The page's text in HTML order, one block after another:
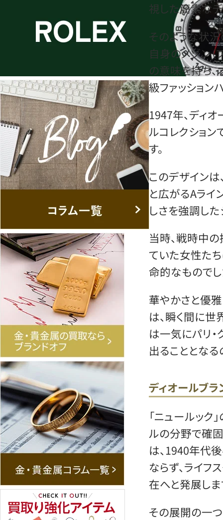
視した簡素な
そのような状
自身のメゾン（
の意味を持ち
級ファッション
1947年、ディ
ルコレクション
す。
このデザインは
と広がるAライ
しさを強調した
当時、戦時中
ていた女性たち
命的なものでし
華やかさと優
は、瞬く間に
は一気にパリ
出ることとなる
ディオールブ
「ニュールック
ルの分野で確
は、1940年代
ならず、ライ
在へと発展しま
その展開の一つ